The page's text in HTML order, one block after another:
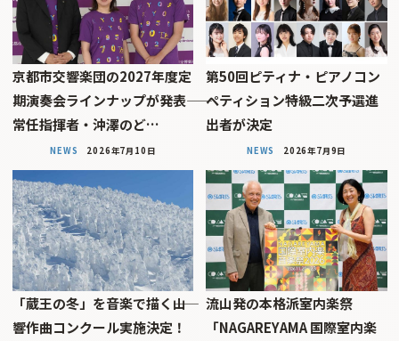
京都市交響楽団の2027年度定
期演奏会ラインナップが発表――
常任指揮者・沖澤のど…
NEWS 2026年7月10日
第50回ピティナ・ピアノコン
ペティション特級二次予選進
出者が決定
NEWS 2026年7月9日
「蔵王の冬」を音楽で描く――山
響作曲コンクール実施決定！
流山発の本格派室内楽祭
「NAGAREYAMA 国際室内楽